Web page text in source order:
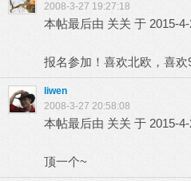
2008-3-27 19:27:18
本帖最后由 关关 于 2015-
报名参加！喜欢北欧，喜欢
liwen
2008-3-27 20:58:08
本帖最后由 关关 于 2015-
顶一个~